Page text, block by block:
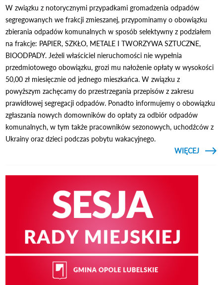
W związku z notorycznymi przypadkami gromadzenia odpadów
segregowanych we frakcji zmieszanej, przypominamy o obowiązku
zbierania odpadów komunalnych w sposób selektywny z podziałem
na frakcje: PAPIER, SZKŁO, METALE I TWORZYWA SZTUCZNE,
BIOODPADY. Jeżeli właściciel nieruchomości nie wypełnia
przedmiotowego obowiązku, grozi mu nałożenie opłaty w wysokości
50,00 zł miesięcznie od jednego mieszkańca. W związku z
powyższym zachęcamy do przestrzegania przepisów z zakresu
prawidłowej segregacji odpadów. Ponadto informujemy o obowiązku
zgłaszania nowych domowników do opłaty za odbiór odpadów
komunalnych, w tym także pracowników sezonowych, uchodźców z
Ukrainy oraz dzieci podczas pobytu wakacyjnego.
CZYTAJ
WIĘCEJ